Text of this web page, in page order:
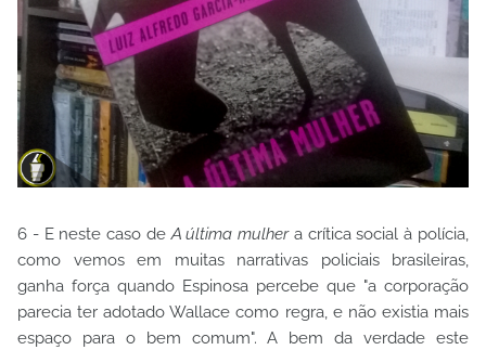
6 - E neste caso deA última mulhera crítica social à polícia,
como vemos em muitas narrativas policiais brasileiras,
ganha força quando Espinosa percebe que "a corporação
parecia ter adotado Wallace como regra, e não existia mais
espaço para o bem comum". A bem da verdade este